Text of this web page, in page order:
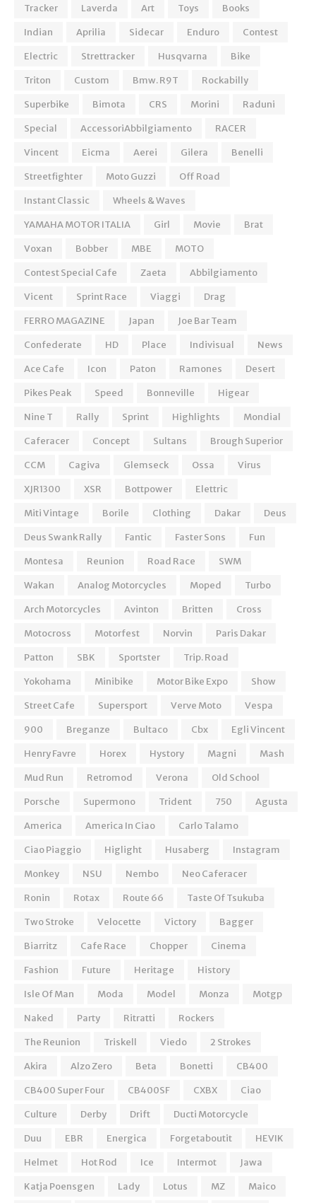
Tracker
Laverda Art Toys
Books
Indian
Aprilia Sidecar Enduro
Contest
Electric
Strettracker Husqvarna
Bike
Triton
Custom Bmw. R9T
Rockabilly
Superbike
Bimota CRS Morini
Raduni
Special
AccessoriAbbilgiamento
RACER
Vincent
Eicma Aerei Gilera
Benelli
Streetfighter
Moto Guzzi
Off Road
Instant Classic
Wheels & Waves
YAMAHA MOTOR ITALIA
Girl Movie
Brat
Voxan
Bobber MBE
MOTO
Contest Special Cafe
Zaeta
Abbilgiamento
Vicent
Sprint Race Viaggi
Drag
FERRO MAGAZINE
Japan
Joe Bar Team
Confederate
HD Place Indivisual
News
Ace Cafe
Icon Paton Ramones
Desert
Pikes Peak
Speed Bonneville
Higear
Nine T
Rally Sprint Highlights
Mondial
Caferacer
Concept Sultans
Brough Superior
CCM
Cagiva Glemseck Ossa
Virus
XJR1300
XSR Bottpower
Elettric
Miti Vintage
Borile Clothing Dakar
Deus
Deus Swank Rally
Fantic Faster Sons
Fun
Montesa
Reunion Road Race
SWM
Wakan
Analog Motorcycles Moped
Turbo
Arch Motorcycles
Avinton Britten
Cross
Motocross
Motorfest Norvin
Paris Dakar
Patton
SBK Sportster
Trip. Road
Yokohama
Minibike Motor Bike Expo
Show
Street Cafe
Supersport Verve Moto
Vespa
900
Breganze Bultaco Cbx
Egli Vincent
Henry Favre
Horex Hystory Magni
Mash
Mud Run
Retromod Verona
Old School
Porsche
Supermono Trident 750
Agusta
America
America In Ciao
Carlo Talamo
Ciao Piaggio
Higlight Husaberg
Instagram
Monkey
NSU Nembo
Neo Caferacer
Ronin
Rotax Route 66
Taste Of Tsukuba
Two Stroke
Velocette Victory
Bagger
Biarritz
Cafe Race Chopper
Cinema
Fashion
Future Heritage
History
Isle Of Man
Moda Model Monza
Motgp
Naked
Party Ritratti
Rockers
The Reunion
Triskell Viedo
2 Strokes
Akira
Alzo Zero Beta Bonetti
CB400
CB400 Super Four
CB400SF CXBX
Ciao
Culture
Derby Drift
Ducti Motorcycle
Duu
EBR Energica Forgetaboutit
HEVIK
Helmet
Hot Rod Ice Intermot
Jawa
Katja Poensgen
Lady Lotus MZ Maico